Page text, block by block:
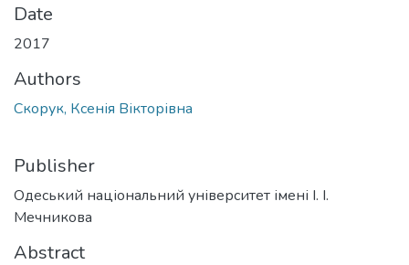
Date
2017
Authors
Скорук, Ксенія Вікторівна
Publisher
Одеський національний університет імені І. І.
Мечникова
Abstract